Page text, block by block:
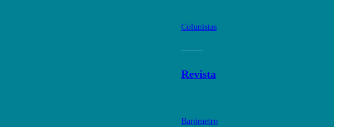
Colunistas
Revista
Barómetro